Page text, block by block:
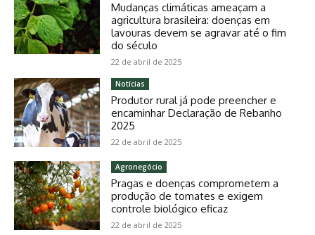
Mudanças climáticas ameaçam a
agricultura brasileira: doenças em
lavouras devem se agravar até o fim
do século
22 de abril de 2025
Notícias
Produtor rural já pode preencher e
encaminhar Declaração de Rebanho
2025
22 de abril de 2025
Agronegócio
Pragas e doenças comprometem a
produção de tomates e exigem
controle biológico eficaz
22 de abril de 2025